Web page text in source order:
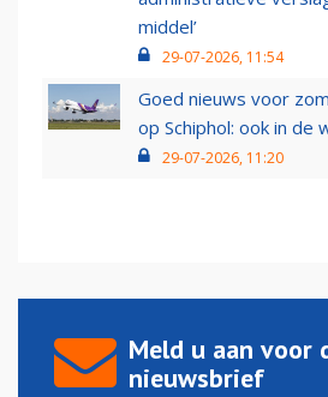
middel’
29-07-2026, 11:54
Goed nieuws voor
op Schiphol: ook in de
29-07-2026, 11:20
Meld u aan voor
nieuwsbrief